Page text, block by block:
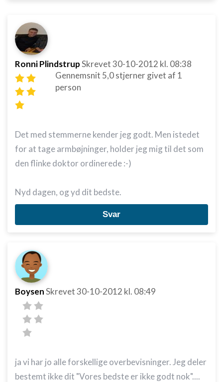
Ronni PlindstrupSkrevet30-10-2012 kl. 08:38
Gennemsnit 5,0stjerner givet af 1
person
Det med stemmerne kender jeg godt. Men istedet
for at tage armbøjninger, holder jeg mig til det som
den flinke doktor ordinerede :-)
Nyd dagen, og yd dit bedste.
Svar
BoysenSkrevet30-10-2012 kl. 08:49
ja vi har jo alle forskellige overbevisninger. Jeg deler
bestemt ikke dit "Vores bedste er ikke godt nok"....